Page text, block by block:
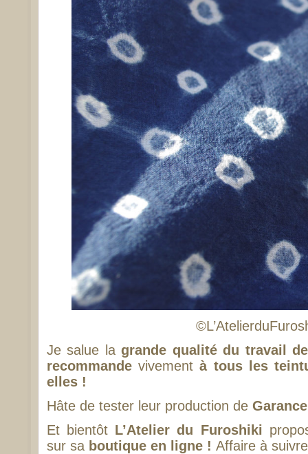
Je salue lagrande qualité du travail
recommande vivement à tous les
elles !
Hâte de tester leur production de
Et bientôt L’Atelier du Furoshiki
sur sa boutique en ligne ! Affaire à